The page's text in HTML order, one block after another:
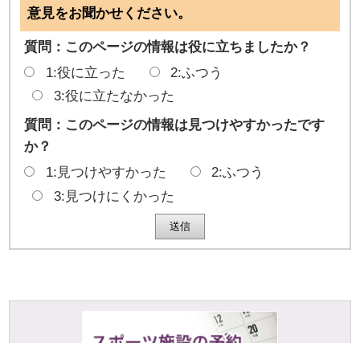
意見をお聞かせください。
質問：このページの情報は役に立ちましたか？
1:役に立った
2:ふつう
3:役に立たなかった
質問：このページの情報は見つけやすかったです
か？
1:見つけやすかった
2:ふつう
3:見つけにくかった